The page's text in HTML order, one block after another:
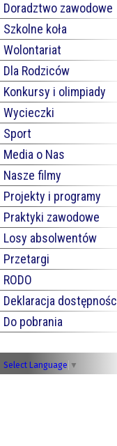
Doradztwo zawodowe
Szkolne koła
Wolontariat
Dla Rodziców
Konkursy i olimpiady
Wycieczki
Sport
Media o Nas
Nasze filmy
Projekty i programy
Praktyki zawodowe
Losy absolwentów
Przetargi
RODO
Deklaracja
Do pobrania
Select Language ▼